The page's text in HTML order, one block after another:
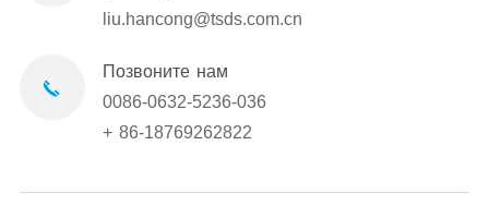
liu.hancong@tsds.com.cn
Позвоните нам
0086-0632-5236-036
+ 86-18769262822